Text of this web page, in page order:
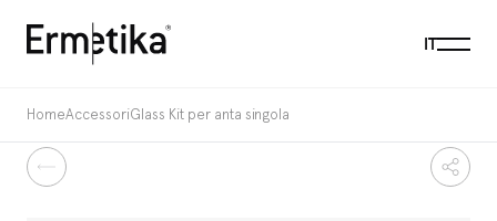
ITMenu
Indietro
HomeAccessoriGlass Kit per anta singola